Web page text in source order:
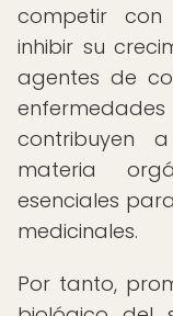
competir con
inhibir su
agentes de
contribuyen
materia
esenciales
medicinales.
Por tanto,